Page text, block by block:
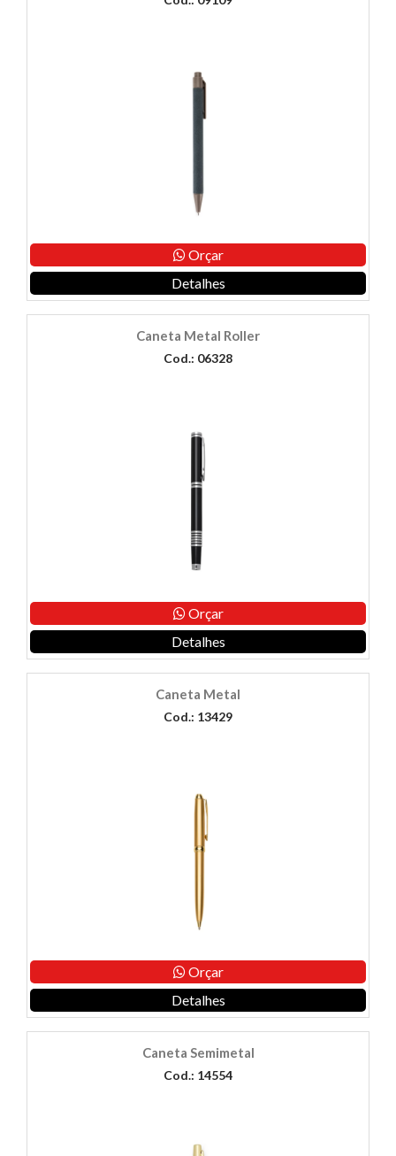
Orçar
Detalhes
Caneta Metal Roller
Cod.: 06328
Orçar
Detalhes
Caneta Metal
Cod.: 13429
Orçar
Detalhes
Caneta Semimetal
Cod.: 14554